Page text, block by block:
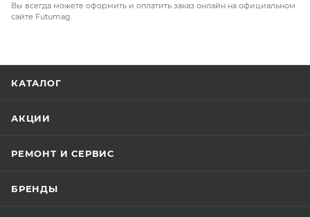
Запуск двигателя
Топливный бак:
Вы всегда можете оформить и оплатить заказ онлайн на официальном
сайте Futumag.
КАТАЛОГ
АКЦИИ
РЕМОНТ И СЕРВИС
БРЕНДЫ